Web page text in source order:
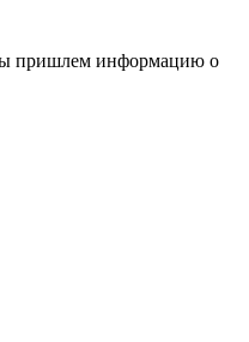
пришлем информацию о